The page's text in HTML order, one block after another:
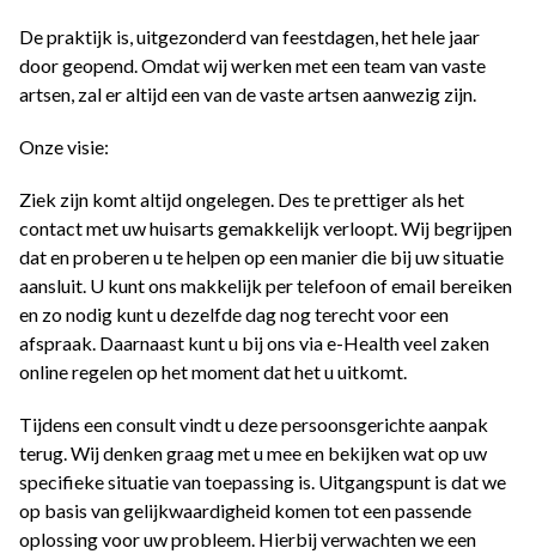
De praktijk is, uitgezonderd van feestdagen, het hele jaar
door geopend. Omdat wij werken met een team van vaste
artsen, zal er altijd een van de vaste artsen aanwezig zijn.
Onze visie:
Ziek zijn komt altijd ongelegen. Des te prettiger als het
contact met uw huisarts gemakkelijk verloopt. Wij begrijpen
dat en proberen u te helpen op een manier die bij uw situatie
aansluit. U kunt ons makkelijk per telefoon of email bereiken
en zo nodig kunt u dezelfde dag nog terecht voor een
afspraak. Daarnaast kunt u bij ons via e-Health veel zaken
online regelen op het moment dat het u uitkomt.
Tijdens een consult vindt u deze persoonsgerichte aanpak
terug. Wij denken graag met u mee en bekijken wat op uw
specifieke situatie van toepassing is. Uitgangspunt is dat we
op basis van gelijkwaardigheid komen tot een passende
oplossing voor uw probleem. Hierbij verwachten we een